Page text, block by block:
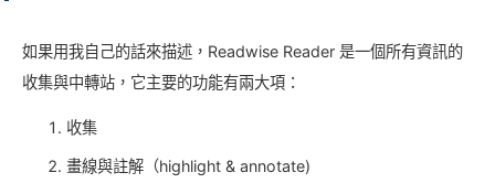
如果用我自己的話來描述，Readwise Reader 是一個所有資訊的
收集與中轉站，它主要的功能有兩大項：
收集
畫線與註解（highlight & annotate)